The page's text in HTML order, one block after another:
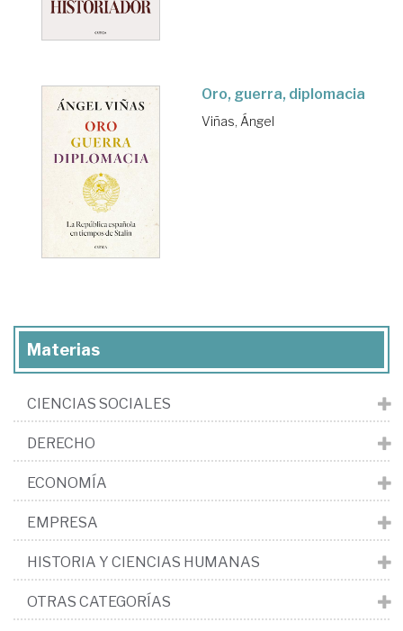
Oro, guerra, diplomacia
Viñas, Ángel
Materias
CIENCIAS SOCIALES
DERECHO
ECONOMÍA
EMPRESA
HISTORIA Y CIENCIAS HUMANAS
OTRAS CATEGORÍAS